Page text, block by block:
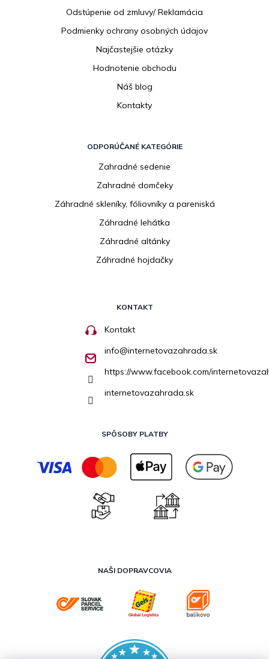
Odstúpenie od zmluvy/ Reklamácia
Podmienky ochrany osobných údajov
Najčastejšie otázky
Hodnotenie obchodu
Náš blog
Kontakty
ODPORÚČANÉ KATEGÓRIE
Zahradné sedenie
Zahradné domčeky
Záhradné skleníky, fóliovníky a pareniská
Záhradné lehátka
Záhradné altánky
Záhradné hojdačky
KONTAKT
Kontakt
info@internetovazahrada.sk
https://www.facebook.com/
internetovazahrada.sk
SPÔSOBY PLATBY
NAŠI DOPRAVCOVIA